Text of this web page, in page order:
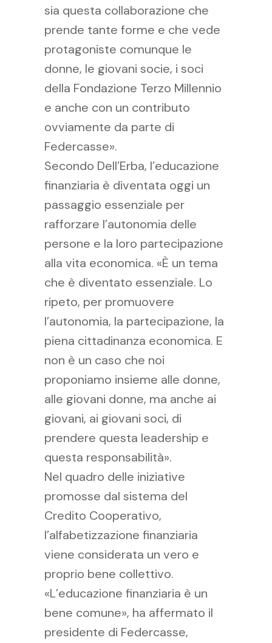
sia questa collaborazione che
prende tante forme e che vede
protagoniste comunque le
donne, le giovani socie, i soci
della Fondazione Terzo Millennio
e anche con un contributo
ovviamente da parte di
Federcasse».
Secondo Dell’Erba, l’educazione
finanziaria è diventata oggi un
passaggio essenziale per
rafforzare l’autonomia delle
persone e la loro partecipazione
alla vita economica. «È un tema
che è diventato essenziale. Lo
ripeto, per promuovere
l’autonomia, la partecipazione, la
piena cittadinanza economica. E
non è un caso che noi
proponiamo insieme alle donne,
alle giovani donne, ma anche ai
giovani, ai giovani soci, di
prendere questa leadership e
questa responsabilità».
Nel quadro delle iniziative
promosse dal sistema del
Credito Cooperativo,
l’alfabetizzazione finanziaria
viene considerata un vero e
proprio bene collettivo.
«L’educazione finanziaria è un
bene comune», ha affermato il
presidente di Federcasse,